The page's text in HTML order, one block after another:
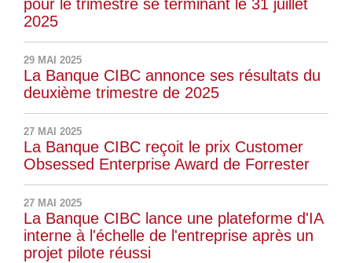
pour le trimestre se terminant le 31 juillet
2025
29 MAI 2025
La Banque CIBC annonce ses résultats du
deuxième trimestre de 2025
27 MAI 2025
La Banque CIBC reçoit le prix Customer
Obsessed Enterprise Award de Forrester
27 MAI 2025
La Banque CIBC lance une plateforme d'IA
interne à l'échelle de l'entreprise après un
projet pilote réussi